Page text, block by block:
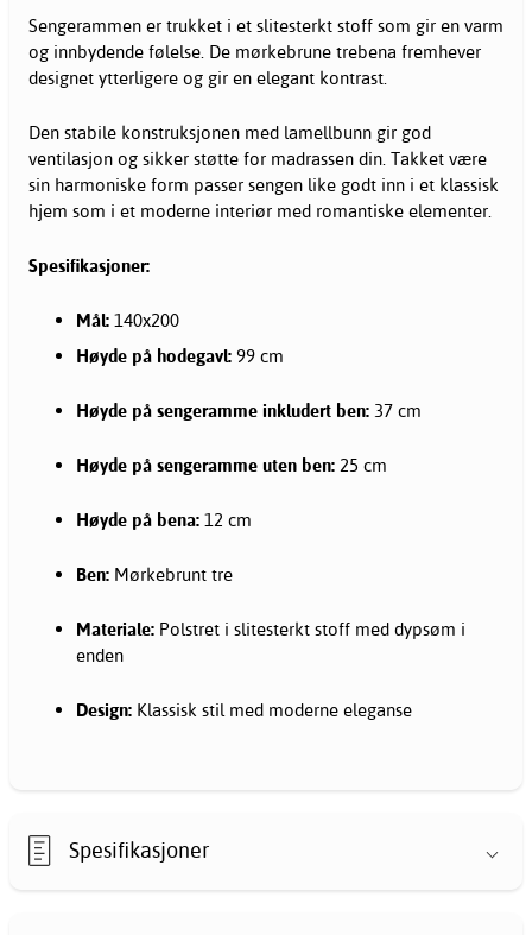
Sengerammen er trukket i et slitesterkt stoff som gir en varm
og innbydende følelse. De mørkebrune trebena fremhever
designet ytterligere og gir en elegant kontrast.
Den stabile konstruksjonen med lamellbunn gir god
ventilasjon og sikker støtte for madrassen din. Takket være
sin harmoniske form passer sengen like godt inn i et klassisk
hjem som i et moderne interiør med romantiske elementer.
Spesifikasjoner:
Mål: 140x200
Høyde på hodegavl: 99 cm
Høyde på sengeramme inkludert ben: 37 cm
Høyde på sengeramme uten ben: 25 cm
Høyde på bena: 12 cm
Ben: Mørkebrunt tre
Materiale: Polstret i slitesterkt stoff med dypsøm i
enden
Design: Klassisk stil med moderne eleganse
Spesifikasjoner